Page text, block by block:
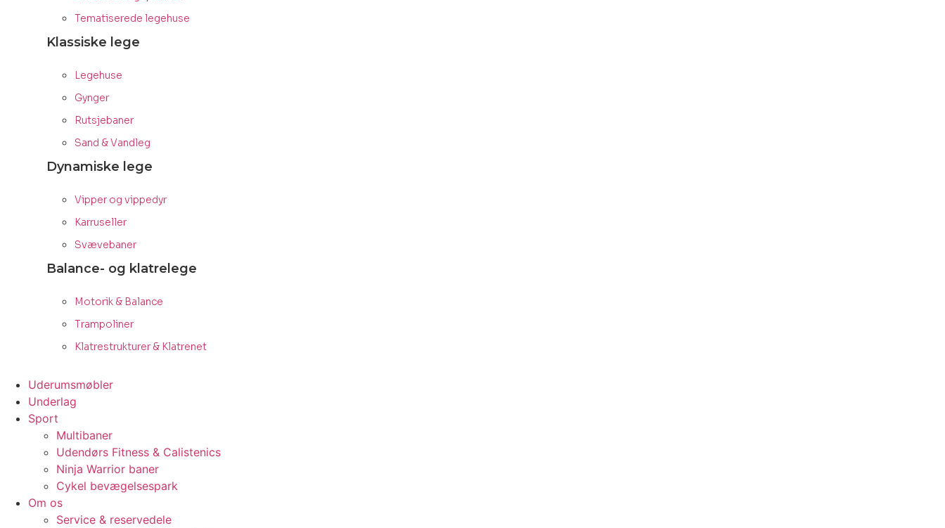
Tematiserede legehuse
Klassiske lege
Legehuse
Gynger
Rutsjebaner
Sand & Vandleg
Dynamiske lege
Vipper og vippedyr
Karruseller
Svævebaner
Balance- og klatrelege
Motorik & Balance
Trampoliner
Klatrestrukturer & Klatrenet
Uderumsmøbler
Underlag
Sport
Multibaner
Udendørs Fitness & Calistenics
Ninja Warrior baner
Cykel bevægelsespark
Om os
Service & reservedele